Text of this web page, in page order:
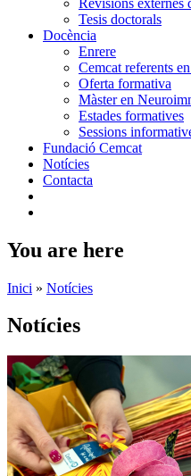
Tesis doctorals
Docència
Enrere
Cemcat referents
Oferta formativa
Màster en
Estades formatives
Sessions
Fundació Cemcat
Notícies
Contacta
You are here
Inici » Notícies
Notícies